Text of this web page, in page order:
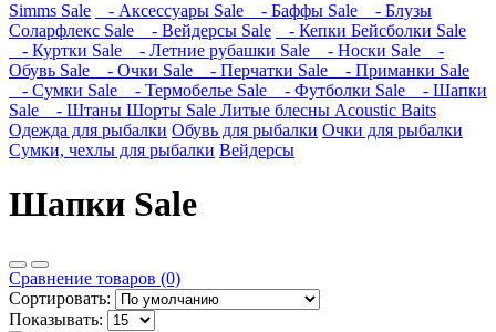
Simms Sale
- Аксессуары Sale - Баффы Sale
- Блузы
Соларфлекс Sale
- Вейдерсы Sale
- Кепки Бейсболки Sale
- Куртки Sale
- Летние рубашки Sale - Носки Sale
-
Обувь Sale
- Очки Sale - Перчатки Sale
- Приманки Sale
- Сумки Sale
- Термобелье Sale - Футболки Sale
- Шапки
Sale
- Штаны Шорты Sale Литые блесны Acoustic Baits
Одежда для рыбалки Обувь для рыбалки Очки для рыбалки
Сумки, чехлы для рыбалки Вейдерсы
Шапки Sale
Сравнение товаров (0)
Сортировать:
Показывать: